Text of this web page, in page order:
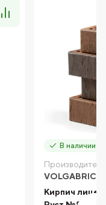
В наличии
VOLGABRICK
Кирпич